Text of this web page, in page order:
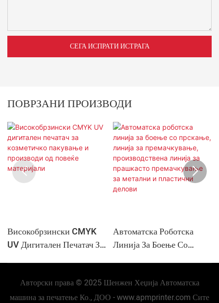
СЕГА ИСПРАТИ ИСТРАГА
ПОВРЗАНИ ПРОИЗВОДИ
Високобрзински CMYK
UV Дигитален Печатач За
Материјали
Автоматска Роботска
Линија За Боење Со
Производствена Линија
За Прашкасто
Авторски права © 2025 Шенжен Хеџија Автоматска
машина за печатење Ко., ДОО -www.apmprinter.com Сите